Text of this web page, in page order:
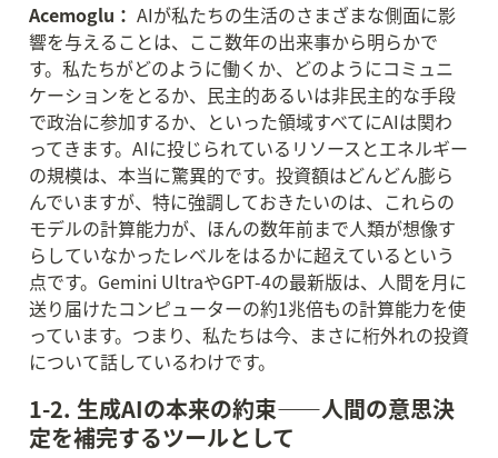
Acemoglu： AIが私たちの生活のさまざまな側面に影
響を与えることは、ここ数年の出来事から明らかで
す。私たちがどのように働くか、どのようにコミュニ
ケーションをとるか、民主的あるいは非民主的な手段
で政治に参加するか、といった領域すべてにAIは関わ
ってきます。AIに投じられているリソースとエネルギー
の規模は、本当に驚異的です。投資額はどんどん膨ら
んでいますが、特に強調しておきたいのは、これらの
モデルの計算能力が、ほんの数年前まで人類が想像す
らしていなかったレベルをはるかに超えているという
点です。Gemini UltraやGPT-4の最新版は、人間を月に
送り届けたコンピューターの約1兆倍もの計算能力を使
っています。つまり、私たちは今、まさに桁外れの投資
について話しているわけです。
1-2. 生成AIの本来の約束——人間の意思決
定を補完するツールとして